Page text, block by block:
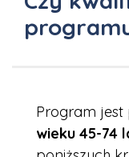
Program
wieku 45-74